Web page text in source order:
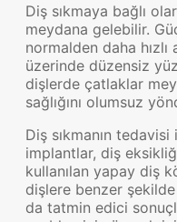
Diş sıkmaya bağlı
meydana gelebilir.
normalden daha hızlı
üzerinde düzensiz
dişlerde çatlaklar
sağlığını olumsuz
Diş sıkmanın
implantlar, diş
kullanılan yapay diş
dişlere benzer
da tatmin edici